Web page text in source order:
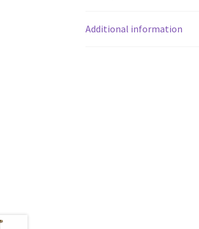
Additional information